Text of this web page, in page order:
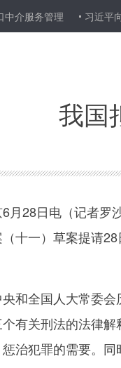
务管理 习近平向基
我国
28日电（记者罗沙
十一）草案提请
全国人大常委会
有关刑法的法律
治犯罪的需要。同